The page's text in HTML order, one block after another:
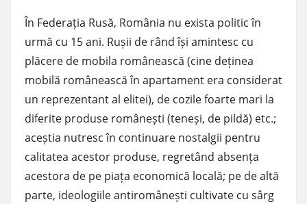
În Federația Rusă, România nu exista politic în
urmă cu 15 ani. Rușii de rând își amintesc cu
plăcere de mobila românească (cine deținea
mobilă românească în apartament era considerat
un reprezentant al elitei), de cozile foarte mari la
diferite produse românești (teneși, de pildă) etc.;
aceștia nutresc în continuare nostalgii pentru
calitatea acestor produse, regretând absența
acestora de pe piața economică locală; pe de altă
parte, ideologiile antiromânești cultivate cu sârg